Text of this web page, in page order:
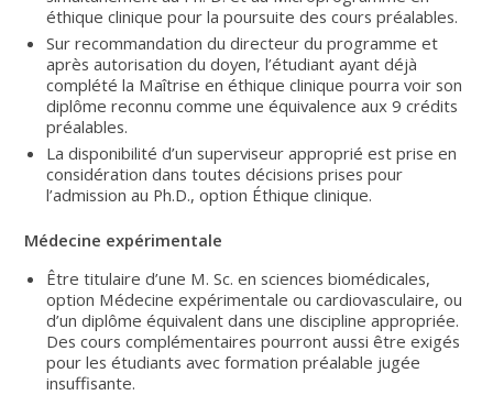
éthique clinique pour la poursuite des cours préalables.
Sur recommandation du directeur du programme et
après autorisation du doyen, l’étudiant ayant déjà
complété la Maîtrise en éthique clinique pourra voir son
diplôme reconnu comme une équivalence aux 9 crédits
préalables.
La disponibilité d’un superviseur approprié est prise en
considération dans toutes décisions prises pour
l’admission au Ph.D., option Éthique clinique.
Médecine expérimentale
Être titulaire d’une M. Sc. en sciences biomédicales,
option Médecine expérimentale ou cardiovasculaire, ou
d’un diplôme équivalent dans une discipline appropriée.
Des cours complémentaires pourront aussi être exigés
pour les étudiants avec formation préalable jugée
insuffisante.